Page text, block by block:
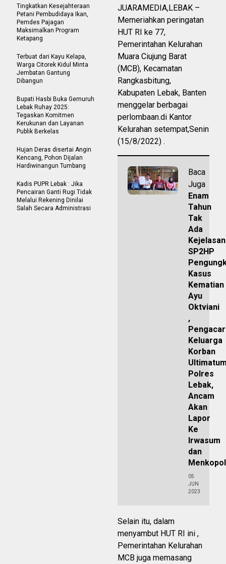
JUARAMEDIA,LEBAK –
Memeriahkan peringatan
HUT RI ke 77,
Pemerintahan Kelurahan
Muara Ciujung Barat
(MCB), Kecamatan
Rangkasbitung,
Kabupaten Lebak, Banten
menggelar berbagai
perlombaan.di Kantor
Kelurahan setempat,Senin
(15/8/2022) .
Baca
Juga
Enam
Tahun
Tak
Ada
Kejelasan
SP2HP
Kasus
Kematian
Ayu
Oktviani
,
Keluarga
Korban
Polres
Lebak,
Ancam
Akan
Lapor
Ke
Irwasum
dan
05
JUN
2023
Selain itu, dalam
menyambut HUT RI ini ,
Pemerintahan Kelurahan
MCB juga memasang
Tingkatkan Kesejahteraan
Petani Pembudidaya Ikan,
Pemdes Pajagan
Maksimalkan Program
Ketapang
Terbuat dari Kayu Kelapa,
Warga Citorek Kidul Minta
Jembatan Gantung
Dibangun
Bupati Hasbi Buka Gemuruh
Lebak Ruhay 2025:
Tegaskan Komitmen
Kerukunan dan Layanan
Publik Berkelas
Hujan Deras disertai Angin
Kencang, Pohon Dijalan
Hardiwinangun Tumbang
Kadis PUPR Lebak : Jika
Pencairan Ganti Rugi Tidak
Melalui Rekening Dinilai
Salah Secara Administrasi